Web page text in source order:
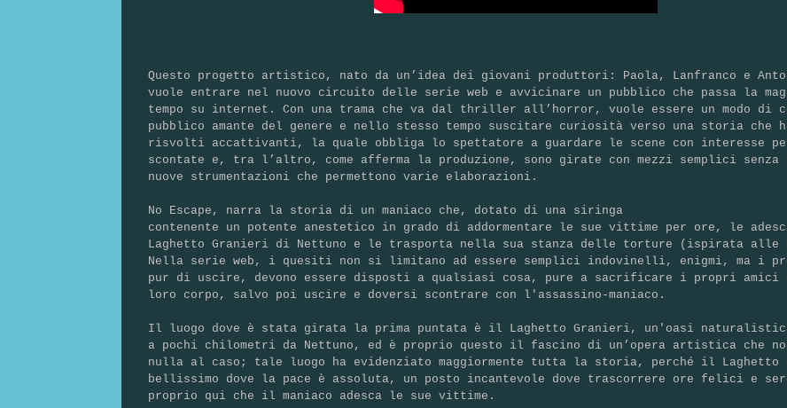
Questo progetto artistico, nato da un’idea dei giovani produttori: Paola, Lanfranco e
vuole entrare nel nuovo circuito delle serie web e avvicinare un pubblico che passa la
tempo su internet. Con una trama che va dal thriller all’horror, vuole essere un modo di
pubblico amante del genere e nello stesso tempo suscitare curiosità verso una storia che
risvolti accattivanti, la quale obbliga lo spettatore a guardare le scene con interesse
scontate e, tra l’altro, come afferma la produzione, sono girate con mezzi semplici
nuove strumentazioni che permettono varie elaborazioni.
No Escape, narra la storia di un maniaco che, dotato di una siringa
contenente un potente anestetico in grado di addormentare le sue vittime per ore, le
Laghetto Granieri di Nettuno e le trasporta nella sua stanza delle torture (ispirata alle
Nella serie web, i quesiti non si limitano ad essere semplici indovinelli, enigmi, ma i
pur di uscire, devono essere disposti a qualsiasi cosa, pure a sacrificare i propri
loro corpo, salvo poi uscire e doversi scontrare con l'assassino-maniaco.
Il luogo dove è stata girata la prima puntata è il Laghetto Granieri, un'oasi
a pochi chilometri da Nettuno, ed è proprio questo il fascino di un’opera artistica che
nulla al caso; tale luogo ha evidenziato maggiormente tutta la storia, perché il Laghetto
bellissimo dove la pace è assoluta, un posto incantevole dove trascorrere ore felici e
proprio qui che il maniaco adesca le sue vittime.